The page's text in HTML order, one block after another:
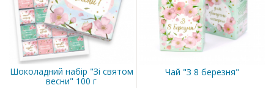
Шоколадний набір "Зі святом
весни" 100 г
Чай "З 8 березня"